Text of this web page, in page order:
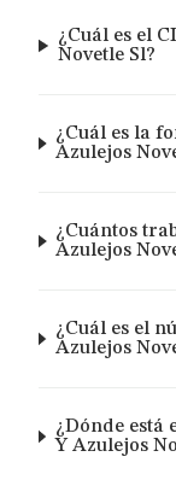
¿Cuál es el
Novetle Sl?
¿Cuál es la
Azulejos
¿Cuántos
Azulejos
¿Cuál es el
Azulejos
¿Dónde está
Y Azulejos